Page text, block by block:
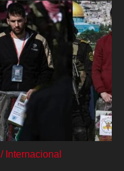
/ Internacional